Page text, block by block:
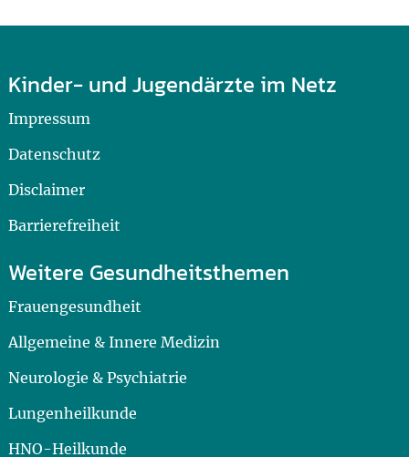
Kinder- und Jugendärzte im Netz
Impressum
Datenschutz
Disclaimer
Barrierefreiheit
Weitere Gesundheitsthemen
Frauengesundheit
Allgemeine & Innere Medizin
Neurologie & Psychiatrie
Lungenheilkunde
HNO-Heilkunde